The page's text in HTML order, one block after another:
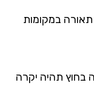
במקומות
תהיה יקרה